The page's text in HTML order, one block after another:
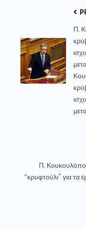
Π.
Π.
“κρυφτούλι” για τα